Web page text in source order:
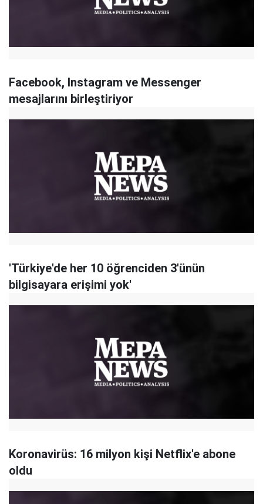
Facebook, Instagram ve Messenger
mesajlarını birleştiriyor
'Türkiye'de her 10 öğrenciden 3'ünün
bilgisayara erişimi yok'
Koronavirüs: 16 milyon kişi Netflix'e abone
oldu